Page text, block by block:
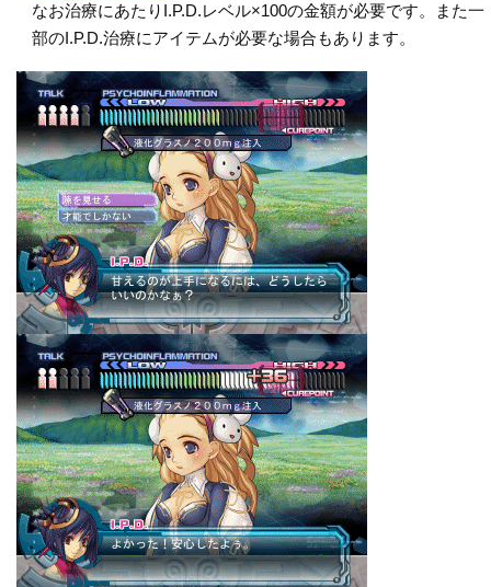
なお治療にあたりI.P.D.レベル×100の金額が必要です。また一
部のI.P.D.治療にアイテムが必要な場合もあります。